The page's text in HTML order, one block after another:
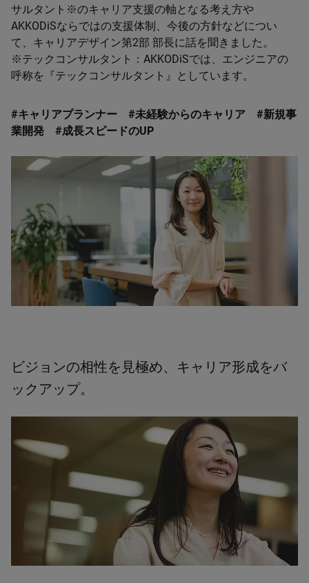
サルタント※のキャリア支援の軸となる考え方や
AKKODiSならではの支援体制、今後の方針などについ
て、キャリアデザイン第2部 部長に話を聞きました。
※テックコンサルタント：AKKODiSでは、エンジニアの
呼称を『テックコンサルタント』としています。
#キャリアプランナー #未経験からのキャリア #新規事
業開発 #成長スピードのUP
ビジョンの相性を見極め、キャリア形成をバ
ックアップ。